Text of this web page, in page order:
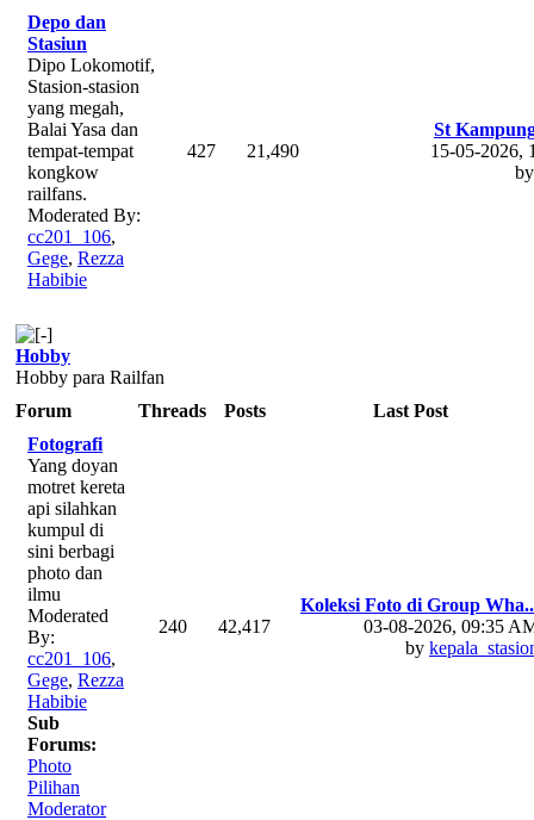
Depo dan
Stasiun
Dipo Lokomotif,
Stasion-stasion
yang megah,
Balai Yasa dan
tempat-tempat
kongkow
railfans.
Moderated By:
cc201_106,
Gege, Rezza
Habibie
427 21,490
St
15-05-2026,
Hobby
Hobby para Railfan
Forum
Threads Posts
Last Post
Fotografi
Yang doyan
motret kereta
api silahkan
kumpul di
sini berbagi
photo dan
ilmu
Moderated
By:
cc201_106,
Gege, Rezza
Habibie
Sub
Forums:
Photo
Pilihan
Moderator
240 42,417
Koleksi Foto di Group
03-08-2026, 09:35
by